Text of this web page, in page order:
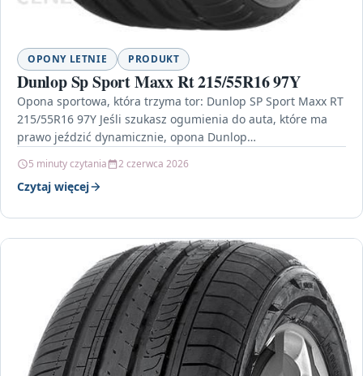
OPONY LETNIE PRODUKT
Dunlop Sp Sport Maxx Rt 215/55R16 97Y
Opona sportowa, która trzyma tor: Dunlop SP Sport Maxx RT
215/55R16 97Y Jeśli szukasz ogumienia do auta, które ma
prawo jeździć dynamicznie, opona Dunlop…
5 minuty czytania 2 czerwca 2026
Czytaj więcej